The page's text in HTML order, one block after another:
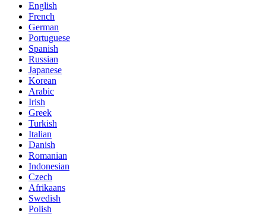
English
French
German
Portuguese
Spanish
Russian
Japanese
Korean
Arabic
Irish
Greek
Turkish
Italian
Danish
Romanian
Indonesian
Czech
Afrikaans
Swedish
Polish